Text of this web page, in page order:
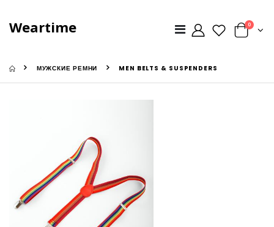
Weartime 0
МУЖСКИЕ РЕМНИ MEN BELTS & SUSPENDERS